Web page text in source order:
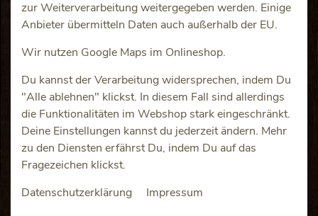
zur Weiterverarbeitung weitergegeben werden. Einige
Anbieter übermitteln Daten auch außerhalb der EU.
Wir nutzen Google Maps im Onlineshop.
Du kannst der Verarbeitung widersprechen, indem Du
"Alle ablehnen" klickst. In diesem Fall sind allerdings
die Funktionalitäten im Webshop stark eingeschränkt.
Deine Einstellungen kannst du jederzeit ändern. Mehr
zu den Diensten erfährst Du, indem Du auf das
Fragezeichen klickst.
Datenschutzerklärung Impressum
Rinderbeef, knuspr. Bacon, Cheddarkäse, leckerer BBQ-